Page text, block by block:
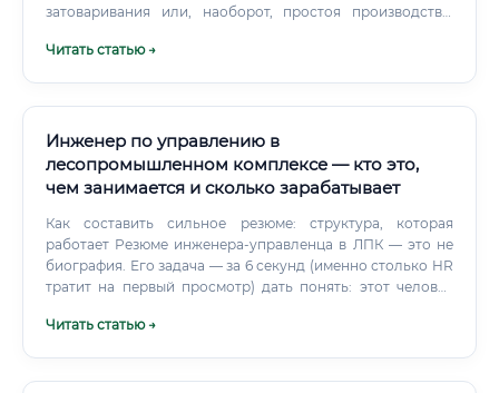
затоваривания или, наоборот, простоя производства.
стоимости перевозок, поиск путей снижения издержек
для дальних перевозок).
Читать статью →
Инженер по управлению в
лесопромышленном комплексе — кто это,
чем занимается и сколько зарабатывает
Как составить сильное резюме: структура, которая
работает Резюме инженера-управленца в ЛПК — это не
биография. Его задача — за 6 секунд (именно столько HR
тратит на первый просмотр) дать понять: этот человек
разделы критически важны: ✅ Заголовок с должностью
Читать статью →